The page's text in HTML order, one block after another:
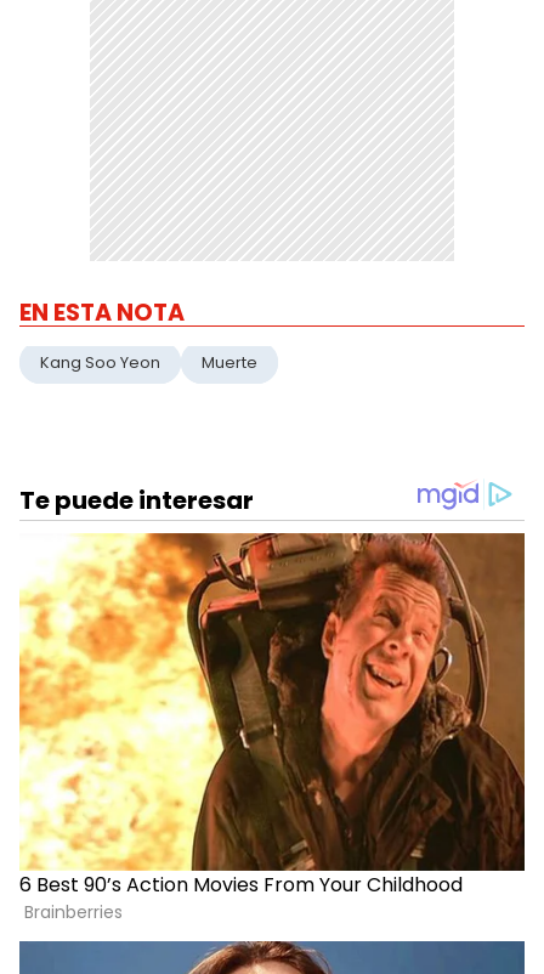
EN ESTA NOTA
Kang Soo Yeon Muerte